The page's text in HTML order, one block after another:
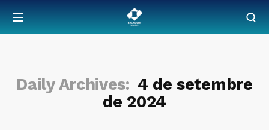
Daily Archives: 4 de setembre
de 2024